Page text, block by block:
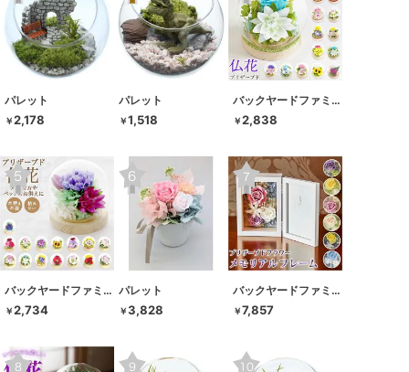
パレット
￥2,178
パレット
￥1,518
バックヤードファミリー
￥2,838
バックヤードファミリー
￥2,734
パレット
￥3,828
バックヤードファミリー
￥7,857